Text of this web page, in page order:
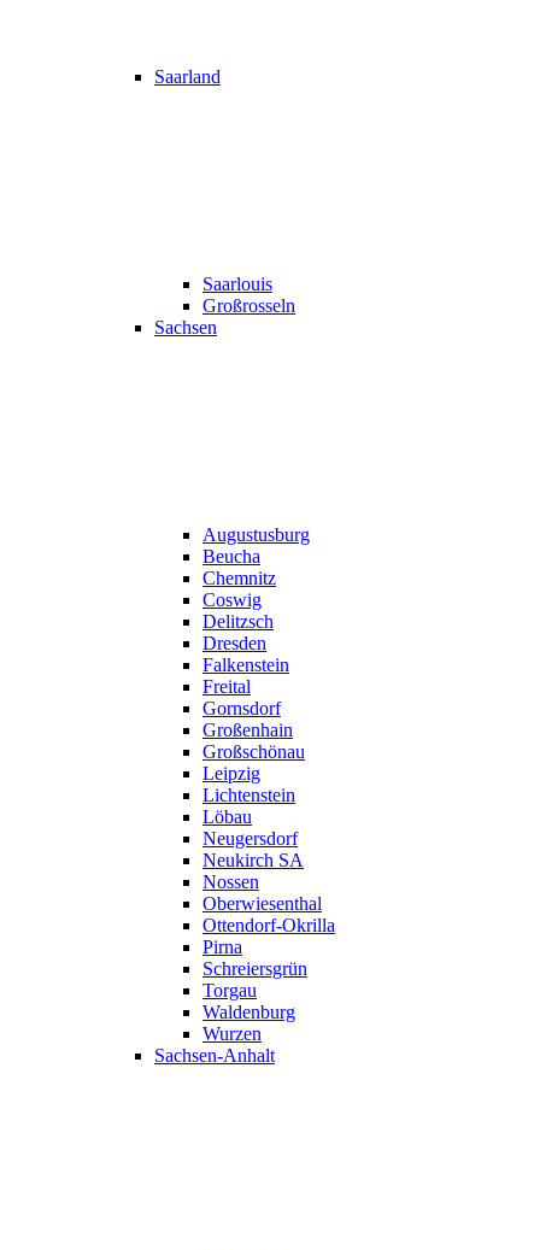
Saarland
Saarlouis
Großrosseln
Sachsen
Augustusburg
Beucha
Chemnitz
Coswig
Delitzsch
Dresden
Falkenstein
Freital
Gornsdorf
Großenhain
Großschönau
Leipzig
Lichtenstein
Löbau
Neugersdorf
Neukirch SA
Nossen
Oberwiesenthal
Ottendorf-Okrilla
Pirna
Schreiersgrün
Torgau
Waldenburg
Wurzen
Sachsen-Anhalt